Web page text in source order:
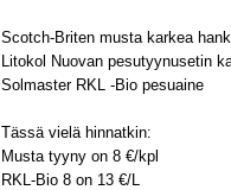
Scotch-Briten musta karkea
Litokol Nuovan pesutyynusetin
Solmaster RKL -Bio pesuaine
Tässä vielä hinnatkin:
Musta tyyny on 8 €/kpl
RKL-Bio 8 on 13 €/L